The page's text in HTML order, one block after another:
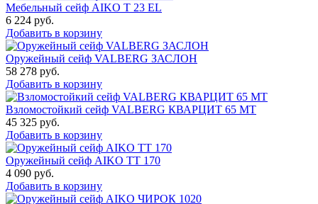
Мебельный сейф AIKO Т 23 EL
6 224 руб.
Добавить в корзину
Оружейный сейф VALBERG ЗАСЛОН
58 278 руб.
Добавить в корзину
Взломостойкий сейф VALBERG КВАРЦИТ 65 МТ
45 325 руб.
Добавить в корзину
Оружейный сейф AIKO TT 170
4 090 руб.
Добавить в корзину